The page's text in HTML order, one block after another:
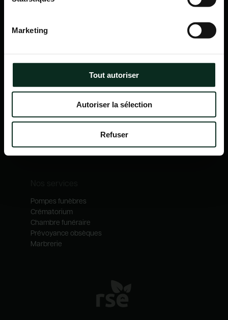
Marketing
Tout autoriser
Autoriser la sélection
Refuser
P.F.C.A Pompes Funèbres des Communes Associées
Itinéraire
Navigation
Qui sommes-nous ?
Notre catalogue
Nos métiers
Pompes funèbres
Crématorium
Chambre funéraire
Prévoyance obsèques
Marbrerie